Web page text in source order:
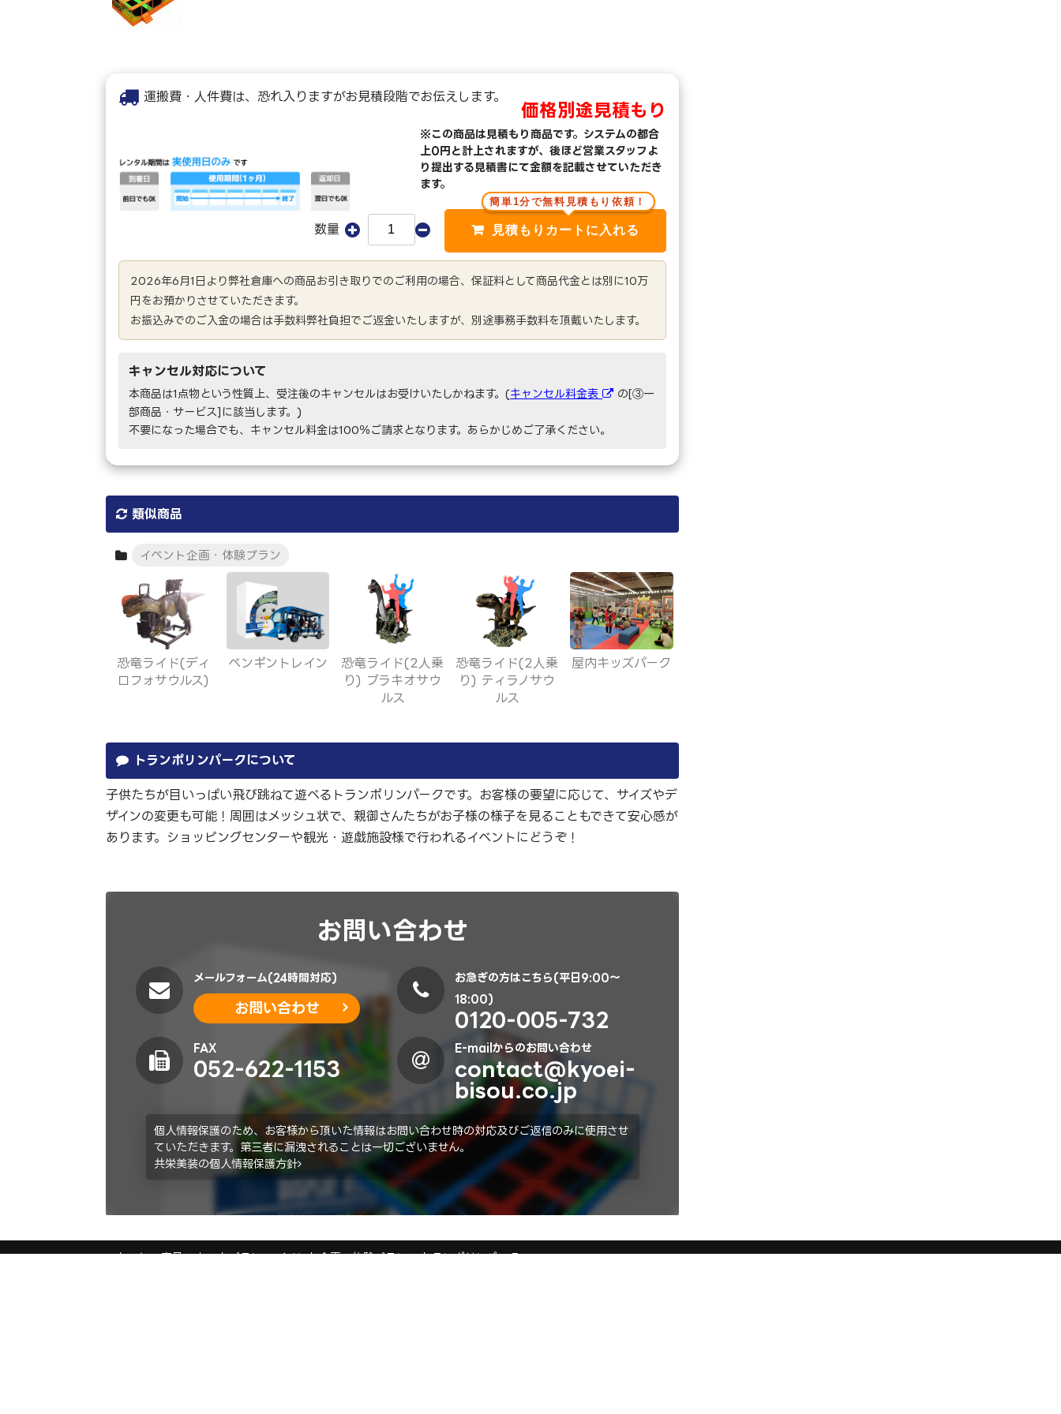
運搬費・人件費は、恐れ入りますがお見積段階でお伝えします。
価格別途見積もり
※この商品は見積もり商品です。システムの都合
上0円と計上されますが、後ほど営業スタッフよ
り提出する見積書にて金額を記載させていただき
ます。
数量
簡単1分で無料見積もり依頼！
2026年6月1日より弊社倉庫への商品お引き取りでのご利用の場合、保証料として商品代金とは別に10万
円をお預かりさせていただきます。
お振込みでのご入金の場合は手数料弊社負担でご返金いたしますが、別途事務手数料を頂戴いたします。
キャンセル対応について
本商品は1点物という性質上、受注後のキャンセルはお受けいたしかねます。(キャンセル料金表
の[③一
部商品・サービス]に該当します。)
不要になった場合でも、キャンセル料金は100％ご請求となります。あらかじめご了承ください。
類似商品
イベント企画・体験プラン
恐竜ライド(ディ
ロフォサウルス)
ペンギントレイン
恐竜ライド(2人乗
り) ブラキオサウ
ルス
恐竜ライド(2人乗
り) ティラノサウ
ルス
屋内キッズパーク
トランポリンパークについて
子供たちが目いっぱい飛び跳ねて遊べるトランポリンパークです。お客様の要望に応じて、サイズやデ
ザインの変更も可能！周囲はメッシュ状で、親御さんたちがお子様の様子を見ることもできて安心感が
あります。ショッピングセンターや観光・遊戯施設様で行われるイベントにどうぞ！
お問い合わせ
メールフォーム(24時間対応)
お問い合わせ
お急ぎの方はこちら(平日9:00～
18:00)
0120-005-732
FAX
052-622-1153
E-mailからのお問い合わせ
contact@kyoei-
bisou.co.jp
個人情報保護のため、お客様から頂いた情報はお問い合わせ時の対応及びご返信のみに使用させ
ていただきます。第三者に漏洩されることは一切ございません。
共栄美装の個人情報保護方針
ホーム 商品 セットプラン イベント企画・体験プラン トランポリンパーク